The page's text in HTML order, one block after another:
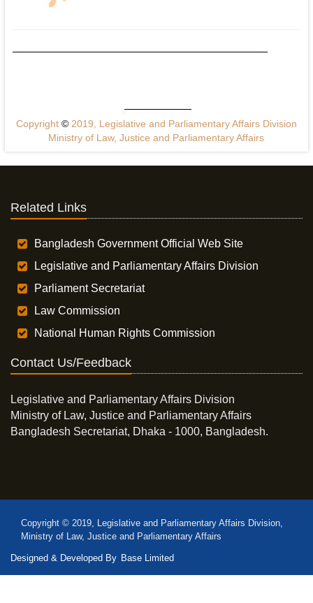
Copyright ©2019, Legislative and Parliamentary Affairs Division
Ministry of Law, Justice and Parliamentary Affairs
Related Links
Bangladesh Government Official Web Site
Legislative and Parliamentary Affairs Division
Parliament Secretariat
Law Commission
National Human Rights Commission
Contact Us/Feedback
Legislative and Parliamentary Affairs Division
Ministry of Law, Justice and Parliamentary Affairs
Bangladesh Secretariat, Dhaka - 1000, Bangladesh.
Copyright © 2019, Legislative and Parliamentary Affairs Division,
Ministry of Law, Justice and Parliamentary Affairs
Designed & Developed By Base Limited